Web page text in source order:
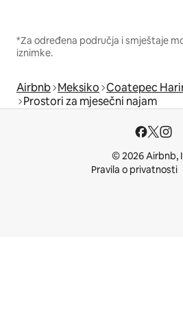
*Za određena područja i smještaje
iznimke.
Airbnb Meksiko Coatepec
Prostori za mjesečni najam
© 2026 Airbnb,
Pravila o privatnosti